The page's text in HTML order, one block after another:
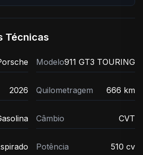
Técnicas
Modelo911 GT3 TOURING
2026 Quilometragem 666 km
Câmbio CVT
Potência 510 cv